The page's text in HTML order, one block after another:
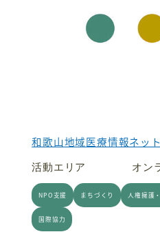
和歌山地域医療情報ネッ
活動エリア オン
NPO支援 まちづくり 人権擁護
国際協力